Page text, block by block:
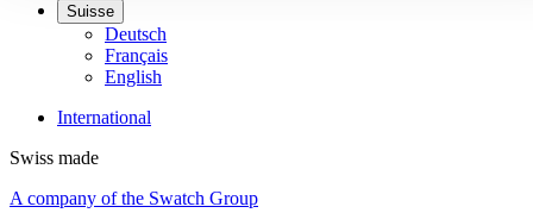
Suisse
Deutsch
Français
English
International
Swiss made
A company of the Swatch Group